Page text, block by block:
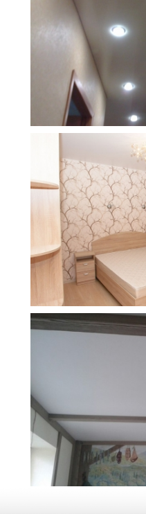
Площадь 7 м2
Площадь 16 м
Площадь 15 м